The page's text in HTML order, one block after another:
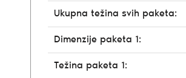
Ukupna težina svih paketa:
Dimenzije paketa 1:
Težina paketa 1: